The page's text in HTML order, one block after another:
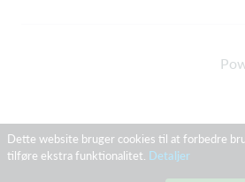
Dette website bruger cookies til at forbedre
tilføre ekstra funktionalitet. Detaljer